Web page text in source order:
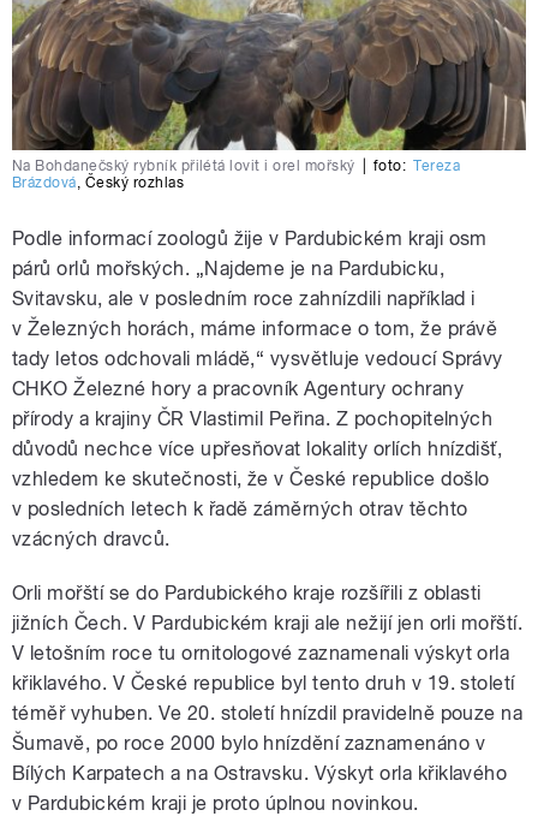
Na Bohdanečský rybník přilétá lovit i orel mořský foto: Tereza
Brázdová, Český rozhlas
Podle informací zoologů žije v Pardubickém kraji osm
párů orlů mořských. „Najdeme je na Pardubicku,
Svitavsku, ale v posledním roce zahnízdili například i
v Železných horách, máme informace o tom, že právě
tady letos odchovali mládě,“ vysvětluje vedoucí Správy
CHKO Železné hory a pracovník Agentury ochrany
přírody a krajiny ČR Vlastimil Peřina. Z pochopitelných
důvodů nechce více upřesňovat lokality orlích hnízdišť,
vzhledem ke skutečnosti, že v České republice došlo
v posledních letech k řadě záměrných otrav těchto
vzácných dravců.
Orli mořští se do Pardubického kraje rozšířili z oblasti
jižních Čech. V Pardubickém kraji ale nežijí jen orli mořští.
V letošním roce tu ornitologové zaznamenali výskyt orla
křiklavého. V České republice byl tento druh v 19. století
téměř vyhuben. Ve 20. století hnízdil pravidelně pouze na
Šumavě, po roce 2000 bylo hnízdění zaznamenáno v
Bílých Karpatech a na Ostravsku. Výskyt orla křiklavého
v Pardubickém kraji je proto úplnou novinkou.